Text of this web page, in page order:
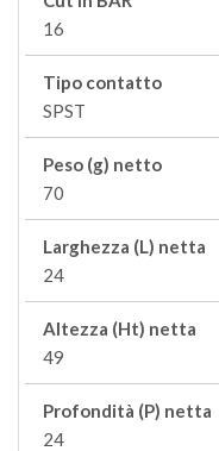
16
Tipo contatto
SPST
Peso (g) netto
70
Larghezza (L) netta
24
Altezza (Ht) netta
49
Profondità (P) netta
24